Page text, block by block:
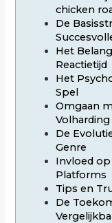
chicken
De
Het
Reactietijd
Het
Spel
Omgaan
Volharding
De
Genre
Invloed
Platforms
Tips en
De